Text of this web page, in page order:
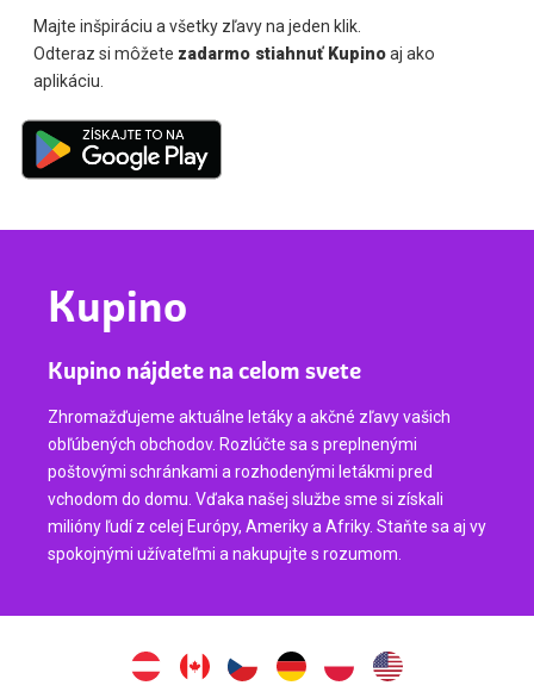
Majte inšpiráciu a všetky zľavy na jeden klik.
Odteraz si môžete zadarmo stiahnuť Kupinoaj ako
aplikáciu.
Kupino
Kupino nájdete na celom svete
Zhromažďujeme aktuálne letáky a akčné zľavy vašich
obľúbených obchodov. Rozlúčte sa s preplnenými
poštovými schránkami a rozhodenými letákmi pred
vchodom do domu. Vďaka našej službe sme si získali
milióny ľudí z celej Európy, Ameriky a Afriky. Staňte sa aj vy
spokojnými užívateľmi a nakupujte s rozumom.